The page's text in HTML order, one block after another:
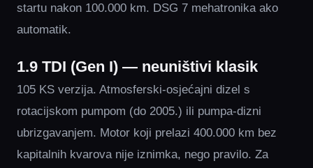
startu nakon 100.000 km. DSG 7 mehatronika ako
automatik.
1.9 TDI (Gen I) — neuništivi klasik
105 KS verzija. Atmosferski-osjećajni dizel s
rotacijskom pumpom (do 2005.) ili pumpa-dizni
ubrizgavanjem. Motor koji prelazi 400.000 km bez
kapitalnih kvarova nije iznimka, nego pravilo. Za